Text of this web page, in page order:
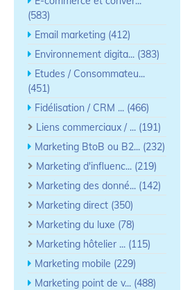
(583)
Email marketing (412)
Environnement digita... (383)
Etudes / Consommateu...
(451)
Fidélisation / CRM ... (466)
Liens commerciaux / ... (191)
Marketing BtoB ou B2... (232)
Marketing d'influenc... (219)
Marketing des donné... (142)
Marketing direct (350)
Marketing du luxe (78)
Marketing hôtelier ... (115)
Marketing mobile (229)
Marketing point de v... (488)